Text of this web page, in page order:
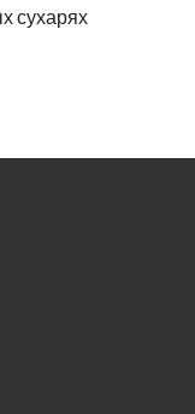
сухарях